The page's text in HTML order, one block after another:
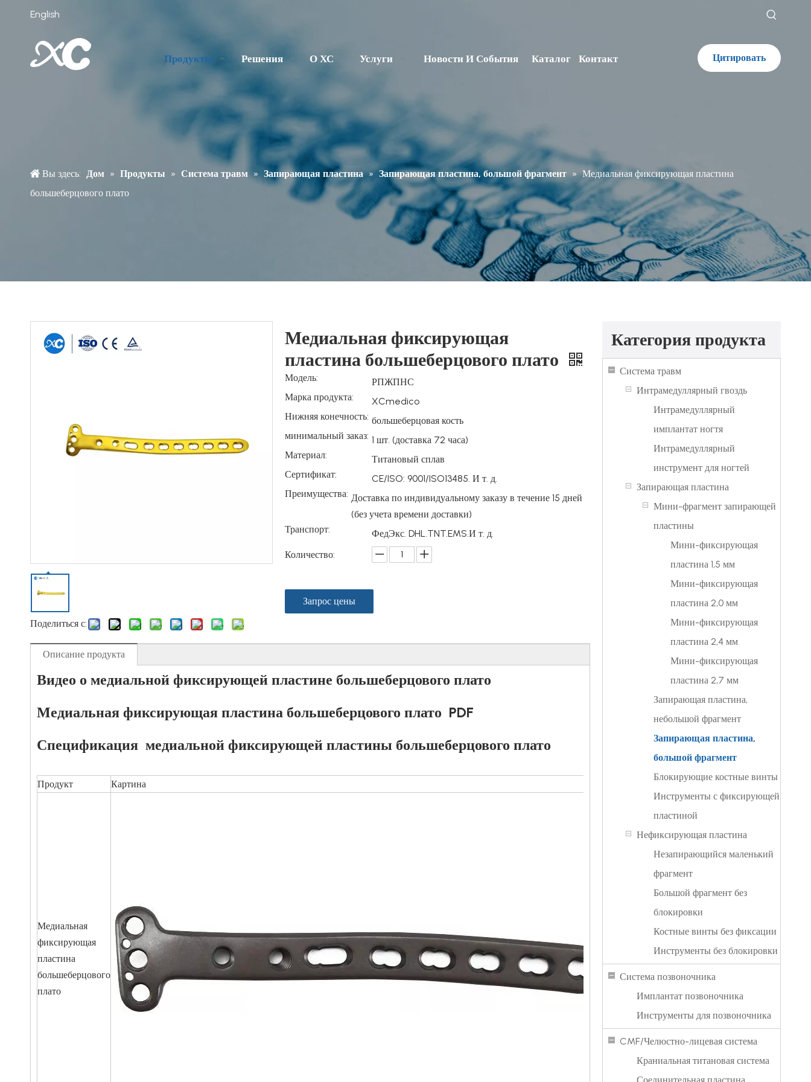
English
Продукты Решения О ХС Услуги Новости И События Каталог Контакт Цитировать
Вы здесь: Дом » Продукты » Система травм » Запирающая пластина » Запирающая пластина, большой фрагмент » Медиальная фиксирующая пластина
большеберцового плато
Поделиться с:
Медиальная фиксирующая
пластина большеберцового плато
Модель:
РПЖПНС
Марка продукта:
XCmedico
Нижняя конечность: большеберцовая кость
минимальный заказ: 1 шт. (доставка 72 часа)
Материал:
Титановый сплав
Сертификат:
CE/ISO: 9001/ISO13485. И т. д.
Преимущества: Доставка по индивидуальному заказу в течение 15 дней
(без учета времени доставки)
Транспорт:
ФедЭкс. DHL.TNT.EMS.И т. д.
Количество:
Запрос цены
Описание продукта
Видео о медиальной фиксирующей пластине большеберцового плато
Медиальная фиксирующая пластина большеберцового плато PDF
Спецификация медиальной фиксирующей пластины большеберцового плато
Продукт Картина Ссылка на СпецификацияВинт
Медиальная
фиксирующая
пластина
большеберцового
плато
HA3.5
РПЖПНС4ХЛ4 Г Л
HC3.5
RPJPNS6HR 6 часов р
RPJPNS6HL 6 Г Л
HA3.5
HC3.5
RPJPNS8HL 8 Г Л
HA3.5
HC3.5
RPJPNS10HL 10 ч л
РПЖПНС12HR
HA3.5
Категория продукта
Система травм
Интрамедуллярный гвоздь
Интрамедуллярный
имплантат ногтя
Интрамедуллярный
инструмент для ногтей
Запирающая пластина
Мини-фрагмент запирающей
пластины
Мини-фиксирующая
пластина 1,5 мм
Мини-фиксирующая
пластина 2,0 мм
Мини-фиксирующая
пластина 2,4 мм
Мини-фиксирующая
пластина 2,7 мм
Запирающая пластина,
небольшой фрагмент
Запирающая пластина,
большой фрагмент
Блокирующие костные винты
Инструменты с фиксирующей
пластиной
Нефиксирующая пластина
Незапирающийся маленький
фрагмент
Большой фрагмент без
блокировки
Костные винты без фиксации
Инструменты без блокировки
Система позвоночника
Имплантат позвоночника
Инструменты для позвоночника
CMF/Челюстно-лицевая система
Краниальная титановая система